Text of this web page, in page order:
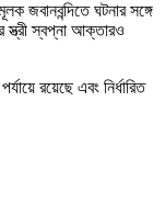
জবানবন্দিতে ঘটনার সঙ্গে
স্বপ্না আক্তারও
রয়েছে এবং নির্ধারিত